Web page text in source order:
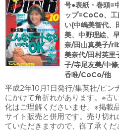
号●表紙・巻頭=
ップ=CoCo、工
い(中嶋美智代、
美、中野理絵、
奈/田山真美子/
美奈代/田村英里
子/寺尾友美/中
香唯/CoCo/他
平成2年10月1日発行/集英社/ピン
にかけて角折れがあります。※古
化はご理解くださいませ。※掲載
サイト販売と併用です。売り切
ていただきますので、御了承くだ